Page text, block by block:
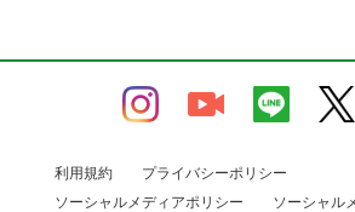
利用規約
プライバシーポリシー
ソーシャルメディアポリシー
ソーシャル